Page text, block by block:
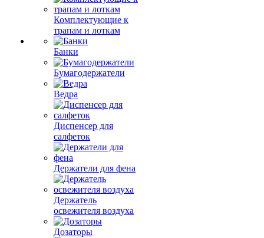
Комплектующие к
трапам и лоткам
Банки
Бумагодержатели
Ведра
Диспенсер для
салфеток
Держатели для фена
Держатель
освежителя воздуха
Дозаторы